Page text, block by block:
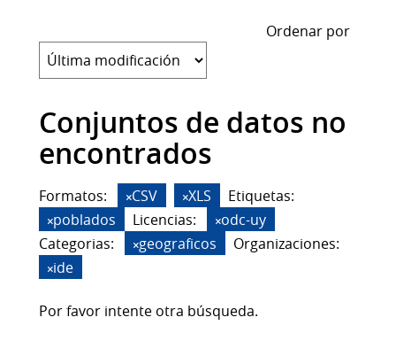
Ordenar por
Conjuntos de datos no
encontrados
Formatos: CSV XLS
Etiquetas:
poblados
Licencias:
odc-uy
Categorias:
geograficos
Organizaciones:
ide
Por favor intente otra búsqueda.